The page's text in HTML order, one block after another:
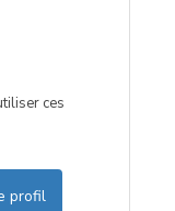
ces
profil